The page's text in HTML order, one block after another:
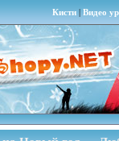
Кисти| Видео